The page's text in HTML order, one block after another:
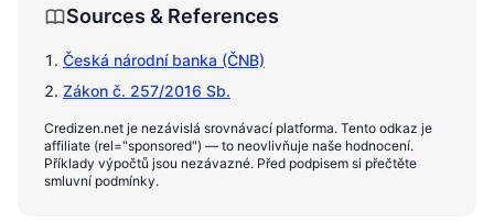
Sources & References
Česká národní banka (ČNB)
Zákon č. 257/2016 Sb.
Credizen.net je nezávislá srovnávací platforma. Tento odkaz je
affiliate (rel="sponsored") — to neovlivňuje naše hodnocení.
Příklady výpočtů jsou nezávazné. Před podpisem si přečtěte
smluvní podmínky.